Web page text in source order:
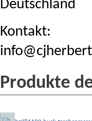
Deutschland
Kontakt:
Produkte